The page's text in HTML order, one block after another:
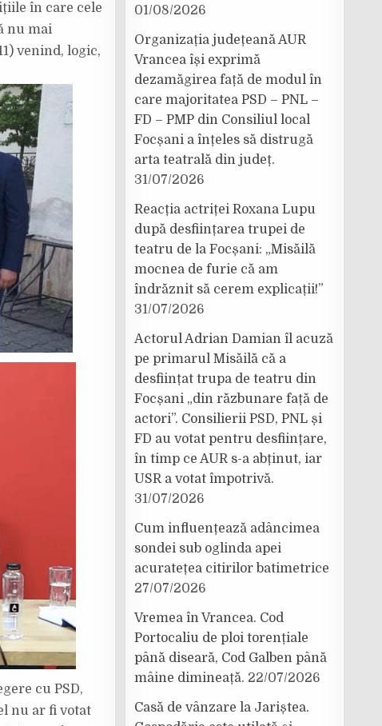
în care cele
nu mai
venind, logic,
cu PSD,
nu ar fi votat
01/08/2026
Organizația județeană AUR
Vrancea își exprimă
dezamăgirea față de modul în
care majoritatea PSD – PNL –
FD – PMP din Consiliul local
Focșani a înțeles să distrugă
arta teatrală din județ.
31/07/2026
Reacția actriței Roxana Lupu
după desființarea trupei de
teatru de la Focșani: „Misăilă
mocnea de furie că am
îndrăznit să cerem explicații!”
31/07/2026
Actorul Adrian Damian îl acuză
pe primarul Misăilă că a
desființat trupa de teatru din
Focșani „din răzbunare față de
actori”. Consilierii PSD, PNL și
FD au votat pentru desființare,
în timp ce AUR s-a abținut, iar
USR a votat împotrivă.
31/07/2026
Cum influențează adâncimea
sondei sub oglinda apei
acuratețea citirilor batimetrice
27/07/2026
Vremea în Vrancea. Cod
Portocaliu de ploi torențiale
până diseară, Cod Galben până
mâine dimineață. 22/07/2026
Casă de vânzare la Jariștea.